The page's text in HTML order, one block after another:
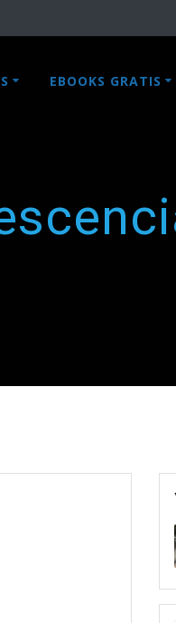
EBOOKS GRATIS